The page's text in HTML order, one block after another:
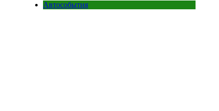
Автособытия